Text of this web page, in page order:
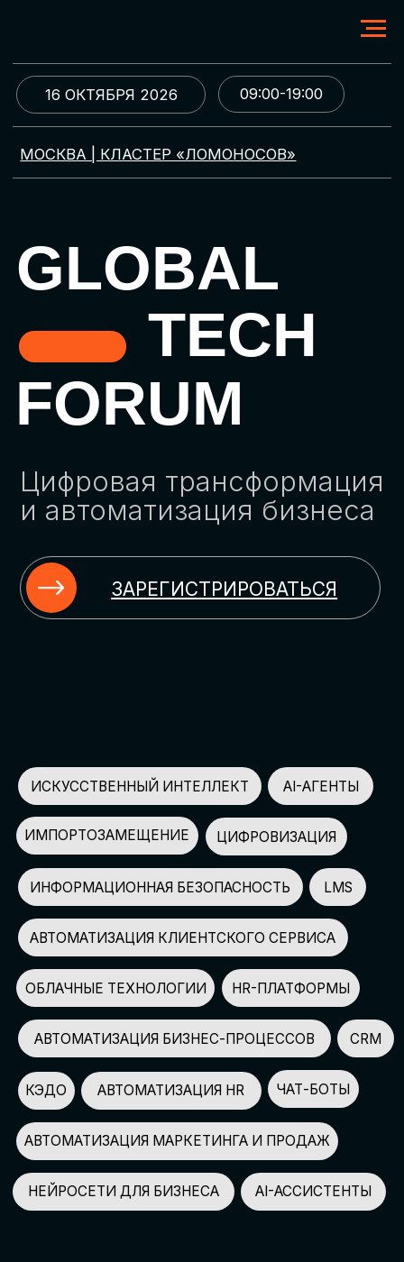
МОСКВА | КЛАСТЕР «ЛОМОНОСОВ»
GLOBAL
TECH
FORUM
Цифровая трансформация
и автоматизация бизнеса
ЗАРЕГИСТРИРОВАТЬСЯ
09:00-19:00
16 ОКТЯБРЯ 2026
ИСКУССТВЕННЫЙ ИНТЕЛЛЕКТ
НЕЙРОСЕТИ ДЛЯ БИЗНЕСА
КЭДО
ЦИФРОВИЗАЦИЯ
АВТОМАТИЗАЦИЯ HR
АВТОМАТИЗАЦИЯ МАРКЕТИНГА И ПРОДАЖ
AI-АССИСТЕНТЫ
ЧАТ-БОТЫ
ИМПОРТОЗАМЕЩЕНИЕ
СПИКЕРОВ
150+
ПАРТНЕРОВ
100+
УЧАСТНИКОВ
2500+
GLOBAL TECH FORUM –